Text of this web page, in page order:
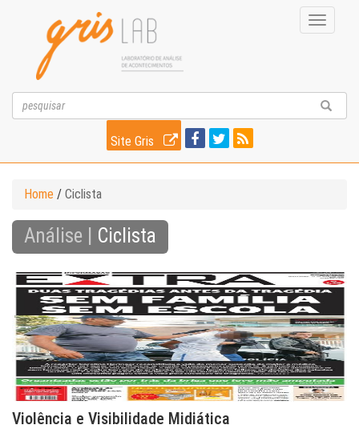
Toggle
Site Gris
Home / Ciclista
Análise | Ciclista
Violência e Visibilidade Midiática